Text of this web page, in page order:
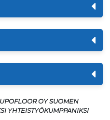
OY SUOMEN
YHTEISTYÖKUMPPANIKSI